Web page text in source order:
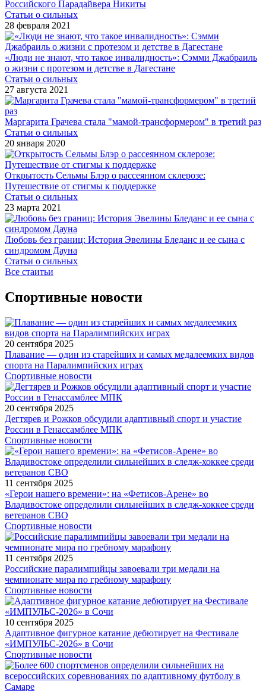
Российского Парадайвера Никиты
Статьи о сильных
28 февраля 2021
«Люди не знают, что такое инвалидность»: Сэмми Джабраиль
о жизни с протезом и детстве в Дагестане
Статьи о сильных
27 августа 2021
Маргарита Грачева стала "мамой-трансформером" в третий раз
Статьи о сильных
20 января 2020
Открытость Сельмы Блэр о рассеянном склерозе:
Путешествие от стигмы к поддержке
Статьи о сильных
23 марта 2021
Любовь без границ: История Эвелины Бледанс и ее сына с
синдромом Дауна
Статьи о сильных
Все стаитьи
Спортивные новости
20 сентября 2025
Плавание — один из старейших и самых медалеемких видов
спорта на Паралимпийских играх
Спортивные новости
20 сентября 2025
Дегтярев и Рожков обсудили адаптивный спорт и участие
России в Генассамблее МПК
Спортивные новости
11 сентября 2025
«Герои нашего времени»: на «Фетисов-Арене» во
Владивостоке определили сильнейших в следж-хоккее среди
ветеранов СВО
Спортивные новости
11 сентября 2025
Российские паралимпийцы завоевали три медали на
чемпионате мира по гребному марафону
Спортивные новости
10 сентября 2025
Адаптивное фигурное катание дебютирует на Фестивале
«ИМПУЛЬС-2026» в Сочи
Спортивные новости